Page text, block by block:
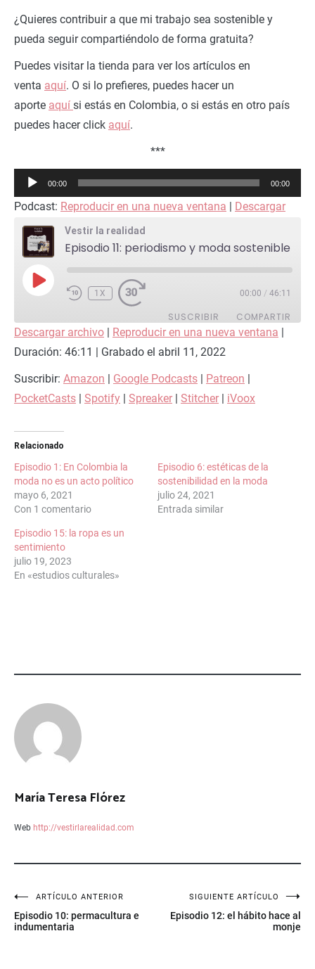
¿Quieres contribuir a que mi trabajo sea sostenible y
pueda seguir compartiéndolo de forma gratuita?
Puedes visitar la tienda para ver los artículos en
venta aquí. O si lo prefieres, puedes hacer un
aporte aquí si estás en Colombia, o si estás en otro país
puedes hacer click aquí.
***
Reproductor
de
00:00 00:00
Podcast: Reproducir en una nueva ventana Descargar
Vestir la realidad
Episodio 11: periodismo y moda sostenible
REPRODUCIR
EPISODIO
1X 00:00 / 46:11
SUSCRIBIR COMPARTIR
Amazon Google Podcasts
Patreon PocketCasts
Spotify Spreaker
FEED RSS
COMPARTIR
ENLACE
Descargar archivo Reproducir en una nueva ventana
Duración: 46:11
Grabado el abril 11, 2022
Suscribir: Amazon Google Podcasts Patreon
PocketCasts
Spotify Spreaker Stitcher iVoox
Relacionado
Episodio 1: En Colombia la
moda no es un acto político
mayo 6, 2021
Con 1 comentario
Episodio 6: estéticas de la
sostenibilidad en la moda
julio 24, 2021
Entrada similar
Episodio 15: la ropa es un
sentimiento
julio 19, 2023
En «estudios culturales»
María Teresa Flórez
Web http://vestirlarealidad.com
Navegación
de
ARTÍCULO ANTERIOR
Episodio 10: permacultura e
indumentaria
SIGUIENTE ARTÍCULO
Episodio 12: el hábito hace al
monje